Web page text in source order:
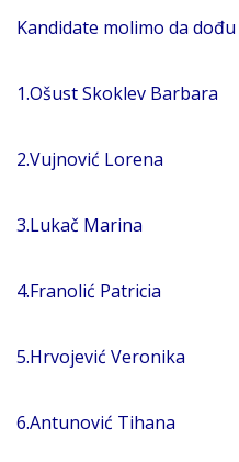
Kandidate molimo da
1.Ošust Skoklev Barbara
2.Vujnović Lorena
3.Lukač Marina
4.Franolić Patricia
5.Hrvojević Veronika
6.Antunović Tihana